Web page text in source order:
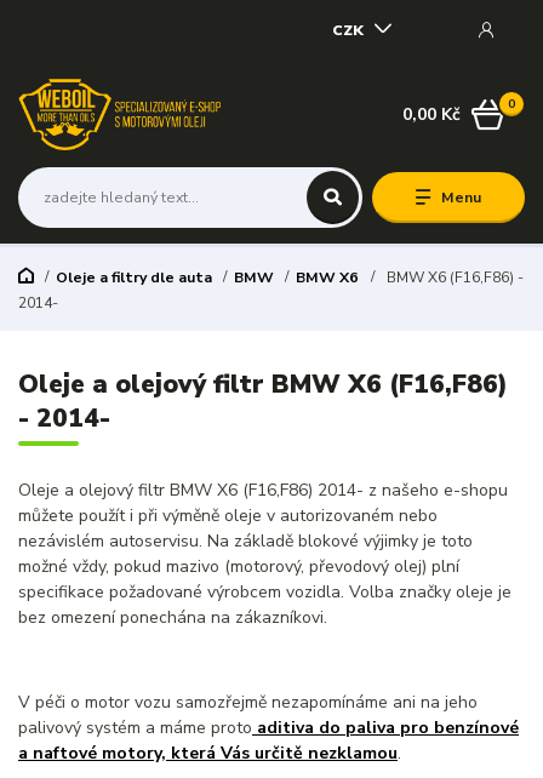
Menu
CZK
0
0,00 Kč
Oleje a filtry dle auta BMW BMW X6
BMW X6 (F16,F86) -
2014-
Oleje a olejový filtr BMW X6 (F16,F86)
- 2014-
Oleje a olejový filtr BMW X6 (F16,F86) 2014- z našeho e-shopu
můžete použít i při výměně oleje v autorizovaném nebo
nezávislém autoservisu. Na základě blokové výjimky je toto
možné vždy, pokud mazivo (motorový, převodový olej) plní
specifikace požadované výrobcem vozidla. Volba značky oleje je
bez omezení ponechána na zákazníkovi.
V péči o motor vozu samozřejmě nezapomínáme ani na jeho
palivový systém a máme proto aditiva do paliva pro benzínové
a naftové motory, která Vás určitě nezklamou.